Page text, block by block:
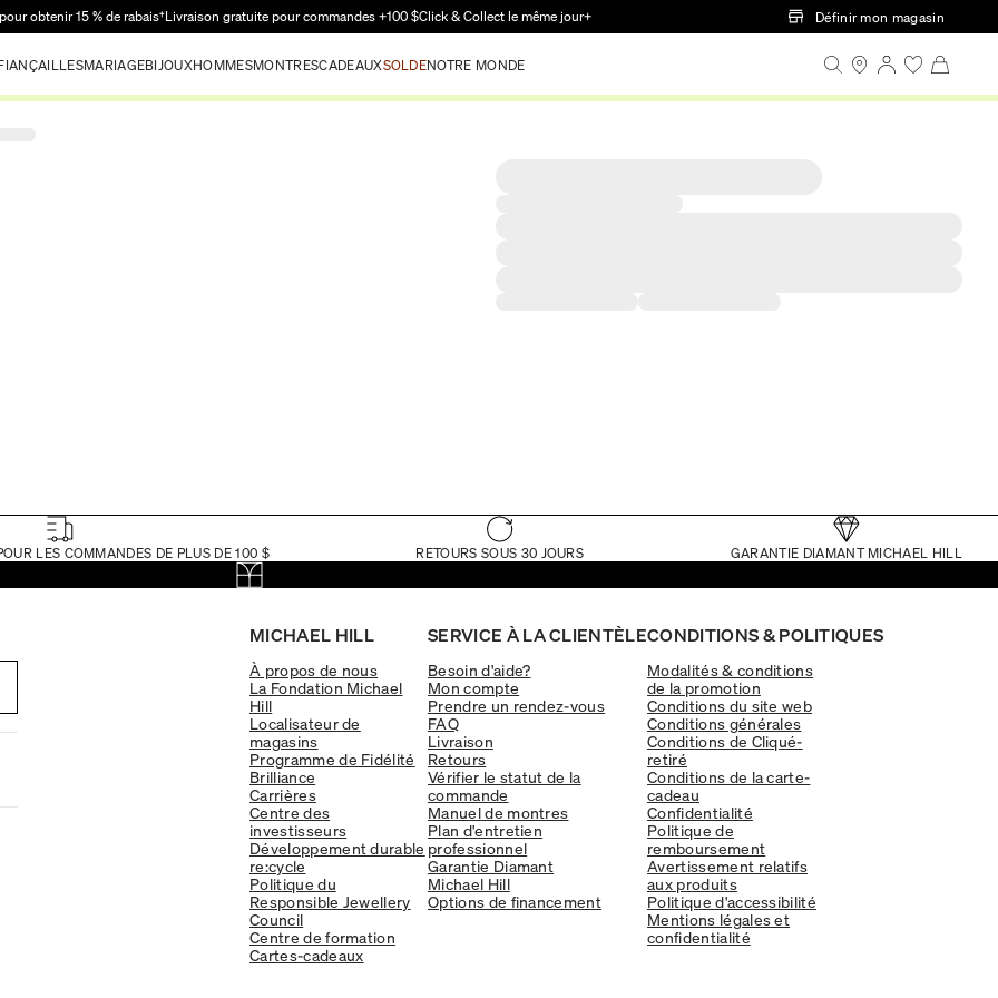
Passer au contenu principal
obtenir 15 % de rabais†Livraison gratuite pour commandes +100 $Click & Collect le même jour+ Définir mon magasin
MARIAGEBIJOUXHOMMESMONTRESCADEAUXSOLDENOTRE MONDE
LES COMMANDES DE PLUS DE 100 $ RETOURS SOUS 30 JOURS GARANTIE DIAMANT MICHAEL HILL
MICHAEL HILL
À propos de nous
La Fondation Michael
Hill
Localisateur de
magasins
Programme de Fidélité
Brilliance
Carrières
Centre des
investisseurs
Développement durable
re:cycle
Politique du
Responsible Jewellery
Council
Centre de formation
Cartes-cadeaux
SERVICE À LA CLIENTÈLE
Besoin d'aide?
Mon compte
Prendre un rendez-vous
FAQ
Livraison
Retours
Vérifier le statut de la
commande
Manuel de montres
Plan d'entretien
professionnel
Garantie Diamant
Michael Hill
Options de financement
CONDITIONS & POLITIQUES
Modalités & conditions
de la promotion
Conditions du site web
Conditions générales
Conditions de Cliqué-
retiré
Conditions de la carte-
cadeau
Confidentialité
Politique de
remboursement
Avertissement relatifs
aux produits
Politique d'accessibilité
Mentions légales et
confidentialité